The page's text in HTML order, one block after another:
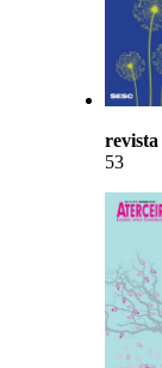
revista
53